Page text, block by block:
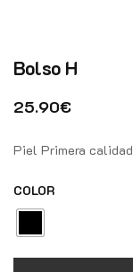
Bolso H
25.90€
Piel Primera calidad
COLOR